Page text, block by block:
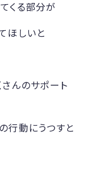
くる部分が
ほしいと
さんのサポート
行動にうつすと